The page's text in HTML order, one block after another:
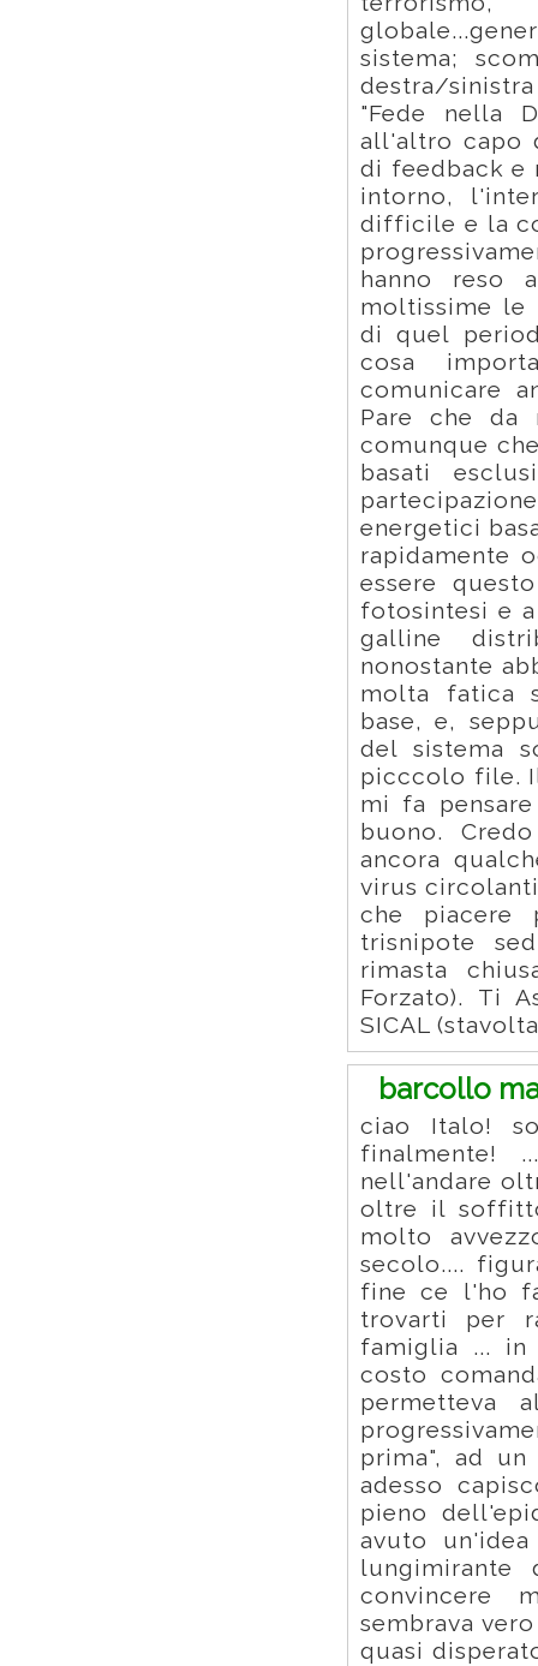
sistema;
destra/
"Fede nella
all'altro capo
di feedback e
intorno,
difficile e la
hanno reso
moltissime le
di quel
cosa
comunicare
Pare che da
comunque
basati
energetici
rapidamente
essere
fotosintesi e
galline
nonostante
molta fatica
base, e,
del sistema
picccolo file.
mi fa
buono.
ancora
virus
che piacere
trisnipote
rimasta
Forzato). Ti
SICAL
barcollo
ciao Italo!
finalmente!
nell'andare
oltre il
molto
secolo....
fine ce l'ho
trovarti per
famiglia ...
costo
permetteva
prima", ad
adesso
pieno
avuto
convincere
sembrava
quasi